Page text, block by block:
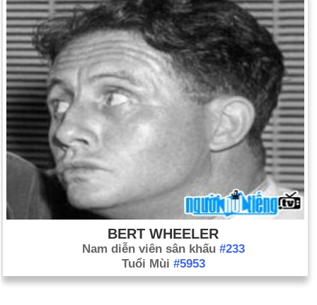
BERT WHEELER
Nam diễn viên sân khấu #233
Tuổi Mùi #5953